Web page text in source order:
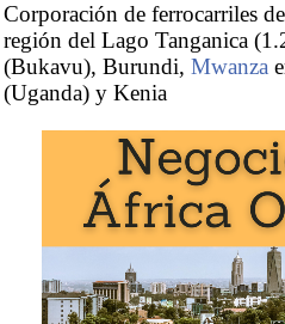
Corporación de ferrocarriles
región del Lago Tanganica
(Bukavu), Burundi, Mwanza
(Uganda) y Kenia